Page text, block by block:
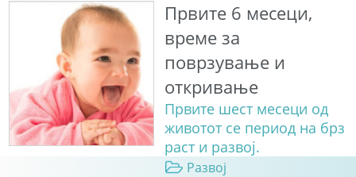
Првите 6 месеци,
време за
поврзување и
откривање
Првите шест месеци од
животот се период на брз
раст и развој.
Развој